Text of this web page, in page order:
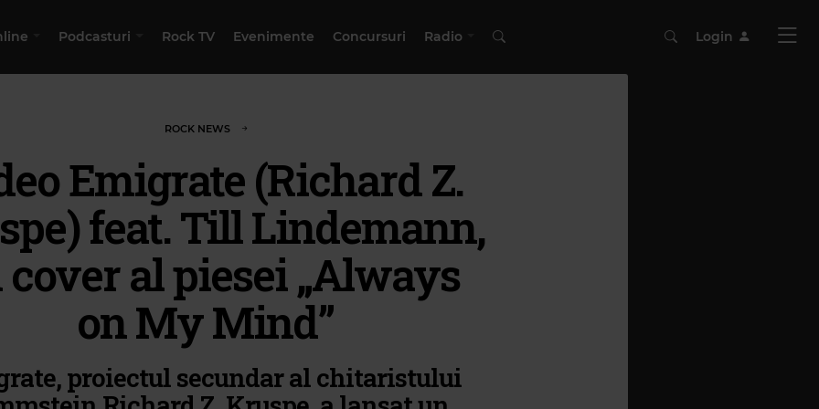
Podcasturi Rock TV Evenimente Concursuri Radio Login
ROCK NEWS
Emigrate (Richard Z.
feat. Till Lindemann,
al piesei „Always
on My Mind”
proiectul secundar al chitaristului